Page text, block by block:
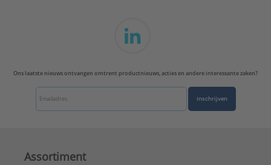
Ons laatste nieuws ontvangen omtrent productnieuws, acties en andere interessante zaken?
Inschrijven
Assortiment